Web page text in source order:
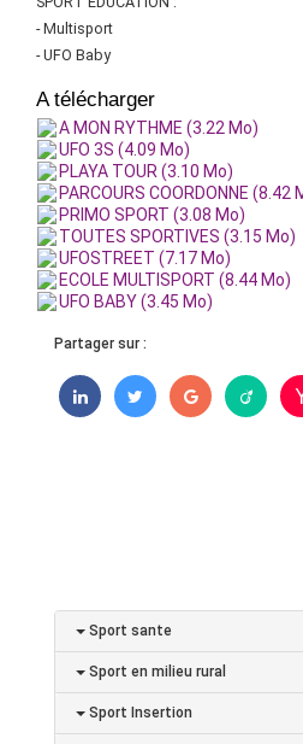
- Multisport
- UFO Baby
A télécharger
A MON RYTHME (3.22 Mo)
UFO 3S (4.09 Mo)
PLAYA TOUR (3.10 Mo)
PARCOURS COORDONNE (8.42
PRIMO SPORT (3.08 Mo)
TOUTES SPORTIVES (3.15 Mo)
UFOSTREET (7.17 Mo)
ECOLE MULTISPORT (8.44 Mo)
UFO BABY (3.45 Mo)
Partager sur :
Sport sante
Sport en milieu rural
Sport Insertion